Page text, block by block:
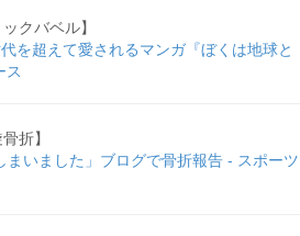
クバベル】
を超えて愛されるマンガ『ぼくは地球と
ス
折】
まいました」ブログで骨折報告 - スポーツ